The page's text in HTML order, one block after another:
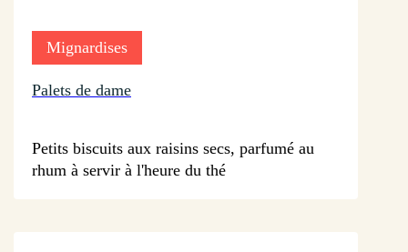
Mignardises
Palets de dame
Petits biscuits aux raisins secs, parfumé au
rhum à servir à l'heure du thé